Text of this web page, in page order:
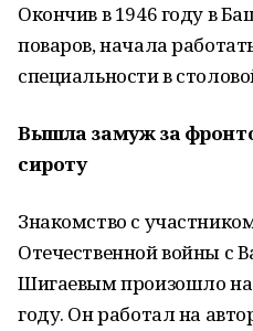
Окончив в 1946 году в
поваров, начала
специальности в
Вышла замуж за
сироту
Знакомство с
Отечественной войны с
Шигаевым произошло на
году. Он работал на